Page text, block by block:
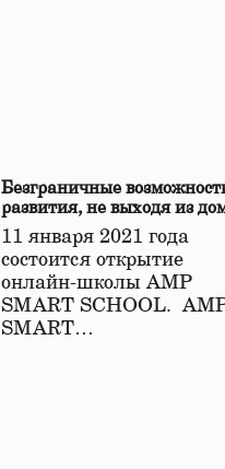
Безграничные
развития, не выходя из
11 января 2021 года
состоится открытие
онлайн-школы АМР
SMART SCHOOL.
SMART…